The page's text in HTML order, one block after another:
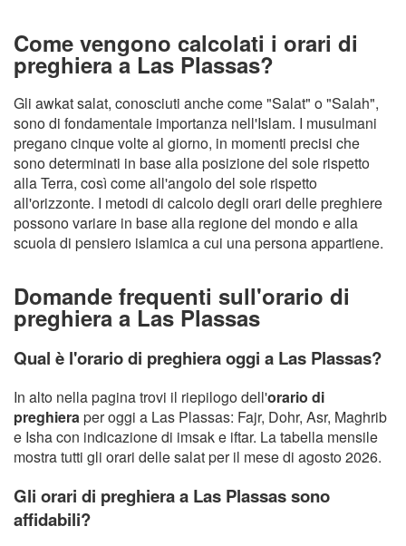
Come vengono calcolati i orari di
preghiera a Las Plassas?
Gli awkat salat, conosciuti anche come "Salat" o "Salah",
sono di fondamentale importanza nell'Islam. I musulmani
pregano cinque volte al giorno, in momenti precisi che
sono determinati in base alla posizione del sole rispetto
alla Terra, così come all'angolo del sole rispetto
all'orizzonte. I metodi di calcolo degli orari delle preghiere
possono variare in base alla regione del mondo e alla
scuola di pensiero islamica a cui una persona appartiene.
Domande frequenti sull'orario di
preghiera a Las Plassas
Qual è l'orario di preghiera oggi a Las Plassas?
In alto nella pagina trovi il riepilogo dell'orario di
preghieraper oggi a Las Plassas: Fajr, Dohr, Asr, Maghrib
e Isha con indicazione di imsak e iftar. La tabella mensile
mostra tutti gli orari delle salat per il mese di agosto 2026.
Gli orari di preghiera a Las Plassas sono
affidabili?